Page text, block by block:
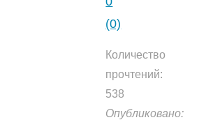
(0)
Количество
прочтений:
538
Опубликовано: